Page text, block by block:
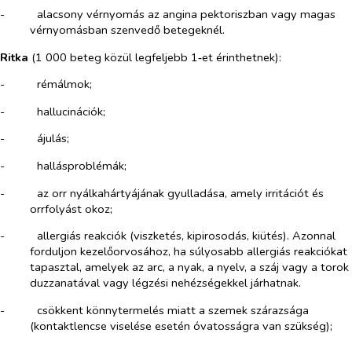
-​
alacsony vérnyomás az angina pektoriszban vagy magas
vérnyomásban szenvedő betegeknél.
Ritka (1 000 beteg közül legfeljebb 1‑et érinthetnek):
-​
rémálmok;
-​
hallucinációk;
-​
ájulás;
-​
hallásproblémák;
-​
az orr nyálkahártyájának gyulladása, amely irritációt és
orrfolyást okoz;
-​
allergiás reakciók (viszketés, kipirosodás, kiütés). Azonnal
forduljon kezelőorvosához, ha súlyosabb allergiás reakciókat
tapasztal, amelyek az arc, a nyak, a nyelv, a száj vagy a torok
duzzanatával vagy légzési nehézségekkel járhatnak.
-​
csökkent könnytermelés miatt a szemek szárazsága
(kontaktlencse viselése esetén óvatosságra van szükség);